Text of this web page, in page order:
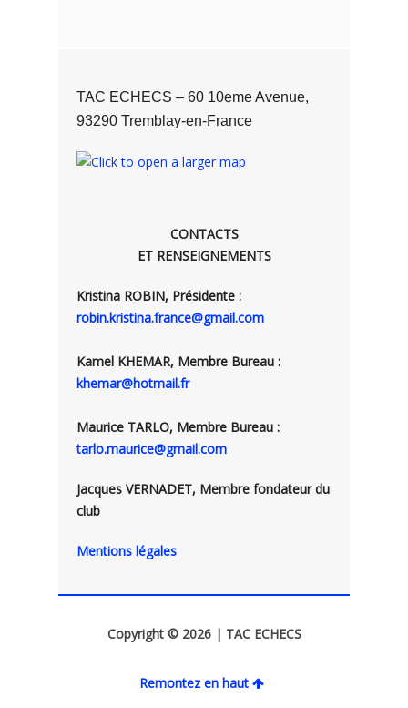
TAC ECHECS – 60 10eme Avenue,
93290 Tremblay-en-France
CONTACTS
ET RENSEIGNEMENTS
Kristina ROBIN, Présidente :
robin.kristina.france@gmail.com
Kamel KHEMAR, Membre Bureau :
khemar@hotmail.fr
Maurice TARLO, Membre Bureau :
tarlo.maurice@gmail.com
Jacques VERNADET, Membre fondateur du
club
Mentions légales
Copyright © 2026 | TAC ECHECS
Remontez en haut